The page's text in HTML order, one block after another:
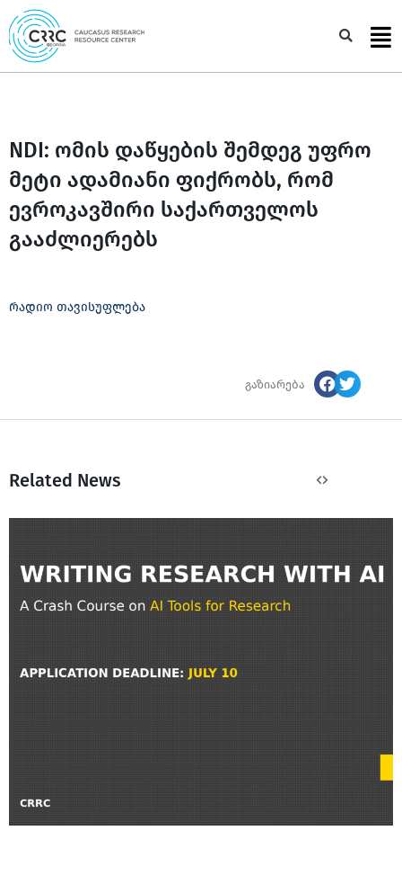
Skip
to
content
NDI: ომის დაწყების შემდეგ უფრო
მეტი ადამიანი ფიქრობს, რომ
ევროკავშირი საქართველოს
გააძლიერებს
რადიო თავისუფლება
გაზიარება
Related News